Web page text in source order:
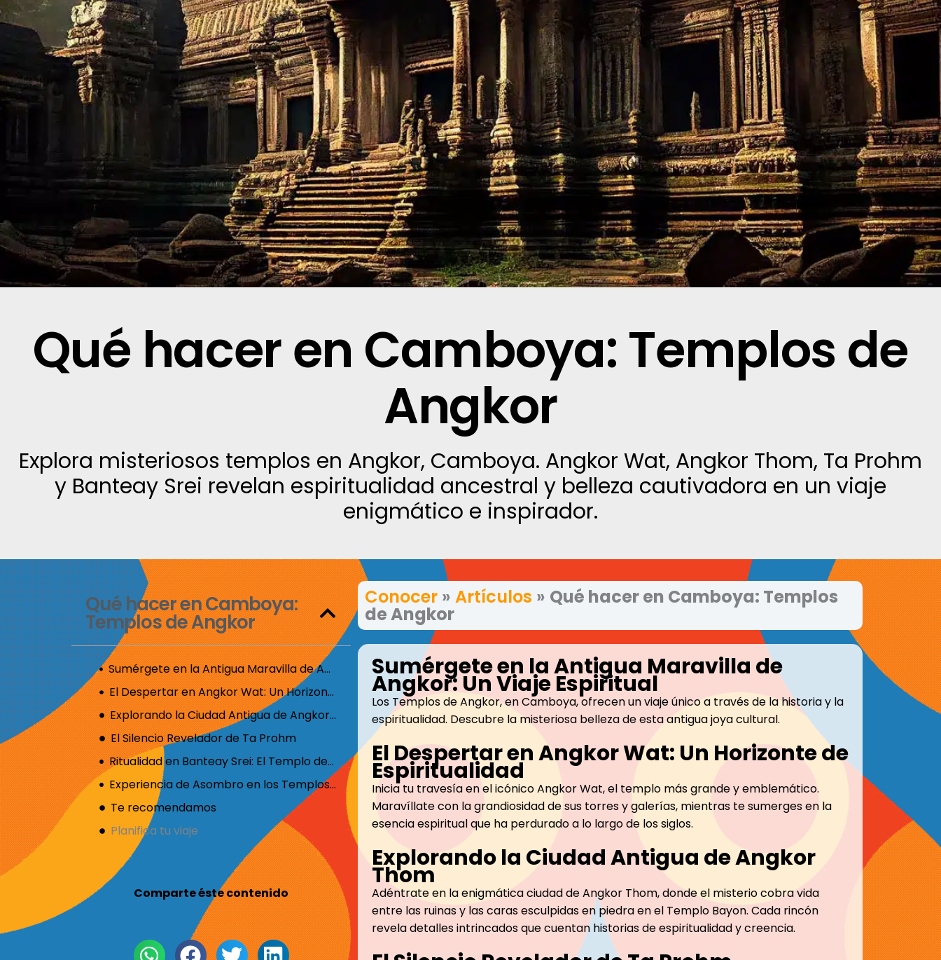
Qué hacer en Camboya: Templos de
Angkor
Explora misteriosos templos en Angkor, Camboya. Angkor Wat, Angkor Thom, Ta Prohm
y Banteay Srei revelan espiritualidad ancestral y belleza cautivadora en un viaje
enigmático e inspirador.
Qué hacer en Camboya:
Templos de Angkor
Sumérgete en la Antigua Maravilla de Angkor: Un Viaje Espiritual
El Despertar en Angkor Wat: Un Horizonte de Espiritualidad
Explorando la Ciudad Antigua de Angkor Thom
El Silencio Revelador de Ta Prohm
Ritualidad en Banteay Srei: El Templo de las Mujeres
Experiencia de Asombro en los Templos de Angkor
Te recomendamos
Planifica tu viaje
Comparte éste contenido
Conocer » Artículos » Qué hacer en Camboya: Templos
de Angkor
Sumérgete en la Antigua Maravilla de
Angkor: Un Viaje Espiritual
Los Templos de Angkor, en Camboya, ofrecen un viaje único a través de la historia y la
espiritualidad. Descubre la misteriosa belleza de esta antigua joya cultural.
El Despertar en Angkor Wat: Un Horizonte de
Espiritualidad
Inicia tu travesía en el icónico Angkor Wat, el templo más grande y emblemático.
Maravíllate con la grandiosidad de sus torres y galerías, mientras te sumerges en la
esencia espiritual que ha perdurado a lo largo de los siglos.
Explorando la Ciudad Antigua de Angkor
Thom
Adéntrate en la enigmática ciudad de Angkor Thom, donde el misterio cobra vida
entre las ruinas y las caras esculpidas en piedra en el Templo Bayon. Cada rincón
revela detalles intrincados que cuentan historias de espiritualidad y creencia.